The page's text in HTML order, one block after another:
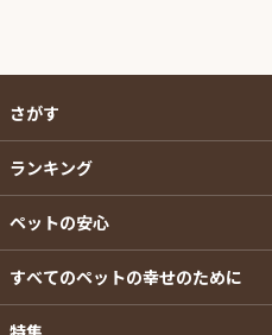
さがす
ランキング
ペットの安心
すべてのペットの幸せのために